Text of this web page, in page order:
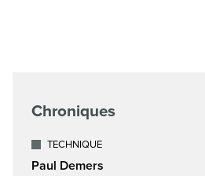
Chroniques
TECHNIQUE
Paul Demers